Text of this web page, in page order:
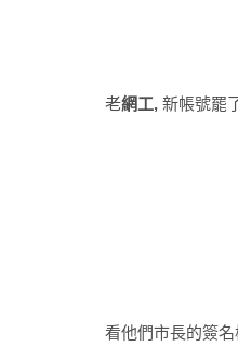
老網工, 新帳號罷
看他們市長的簽